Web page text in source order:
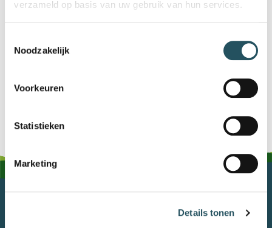
verzameld op basis van uw gebruik van hun services.
Noodzakelijk
Voorkeuren
Statistieken
Marketing
Details tonen
elk jaar toffe (duik)evenementen zoals het
Meer informatie is te vinden op onze website